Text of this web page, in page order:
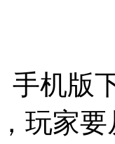
手机
玩家